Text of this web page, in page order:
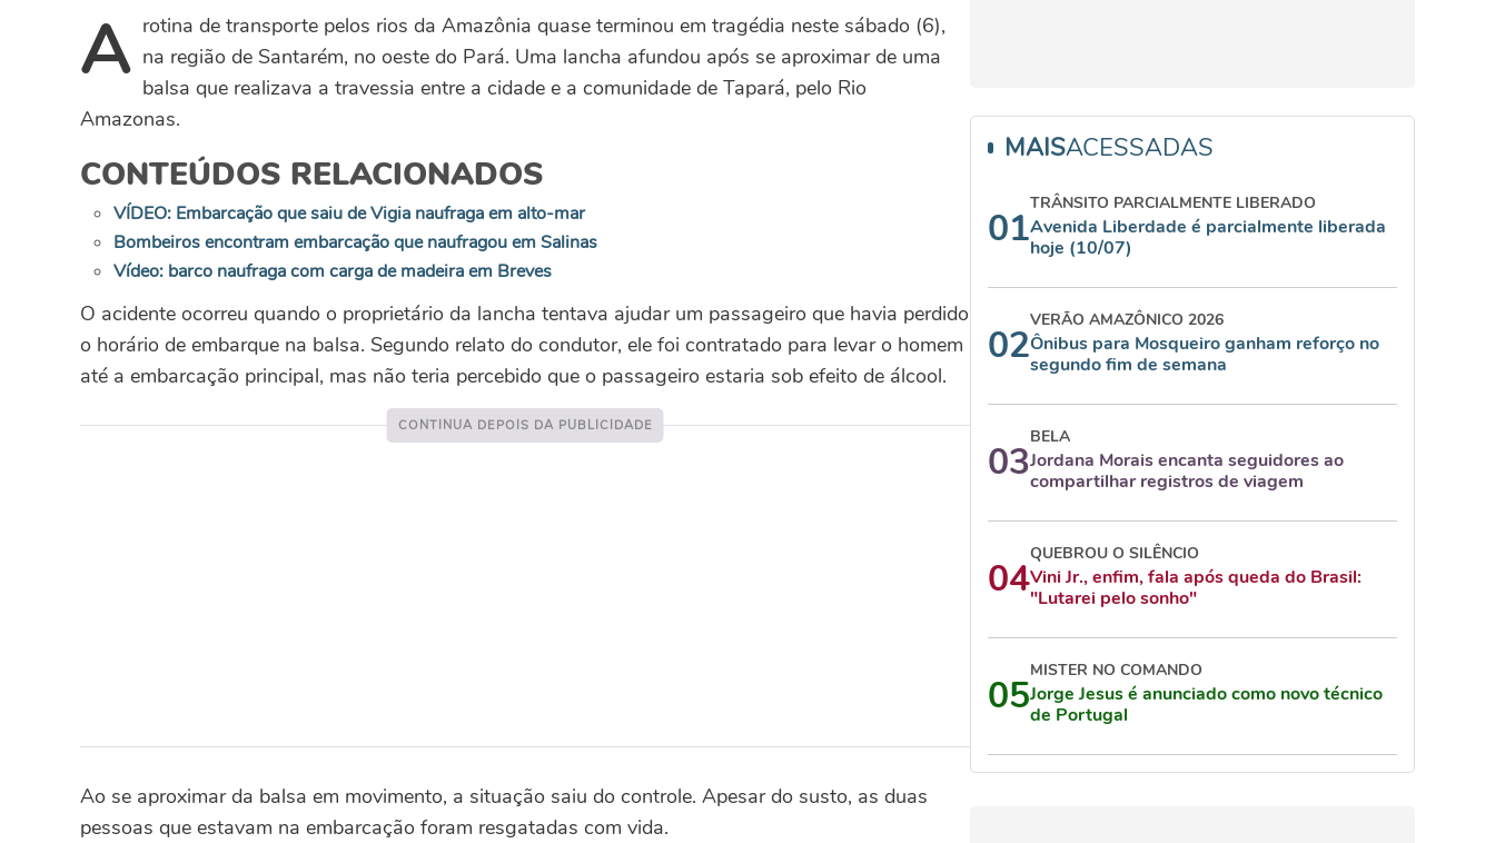
A rotina de transporte pelos rios da Amazônia quase terminou em tragédia neste sábado (6),
na região de Santarém, no oeste do Pará. Uma lancha afundou após se aproximar de uma
balsa que realizava a travessia entre a cidade e a comunidade de Tapará, pelo Rio
Amazonas.
CONTEÚDOS RELACIONADOS
VÍDEO: Embarcação que saiu de Vigia naufraga em alto-mar
Bombeiros encontram embarcação que naufragou em Salinas
Vídeo: barco naufraga com carga de madeira em Breves
O acidente ocorreu quando o proprietário da lancha tentava ajudar um passageiro que havia perdido
o horário de embarque na balsa. Segundo relato do condutor, ele foi contratado para levar o homem
até a embarcação principal, mas não teria percebido que o passageiro estaria sob efeito de álcool.
Ao se aproximar da balsa em movimento, a situação saiu do controle. Apesar do susto, as duas
pessoas que estavam na embarcação foram resgatadas com vida.
MAISACESSADAS
01
TRÂNSITO PARCIALMENTE LIBERADO
Avenida Liberdade é parcialmente liberada
hoje (10/07)
02
VERÃO AMAZÔNICO 2026
Ônibus para Mosqueiro ganham reforço no
segundo fim de semana
03
BELA
Jordana Morais encanta seguidores ao
compartilhar registros de viagem
04
QUEBROU O SILÊNCIO
Vini Jr., enfim, fala após queda do Brasil:
"Lutarei pelo sonho"
05
MISTER NO COMANDO
Jorge Jesus é anunciado como novo técnico
de Portugal